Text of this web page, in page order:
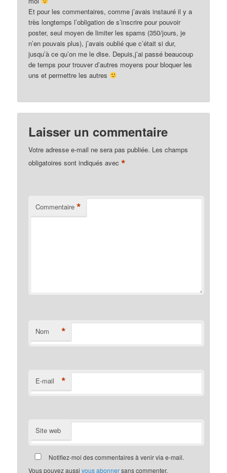
Et pour les commentaires, comme j’avais instauré il y a
très longtemps l’obligation de s’inscrire pour pouvoir
poster, seul moyen de limiter les spams (350/jours, je
n’en pouvais plus), j’avais oublié que c’était si dur,
jusqu’à ce qu’on me le dise. Depuis,j’ai passé beaucoup
de temps pour trouver d’autres moyens pour bloquer les
uns et permettre les autres
Laisser un commentaire
Votre adresse e-mail ne sera pas publiée. Les champs
obligatoires sont indiqués avec*
Commentaire *
Nom *
E-mail *
Site web
Notifiez-moi des commentaires à venir via e-mail.
Vous pouvez aussivous abonnersans commenter.